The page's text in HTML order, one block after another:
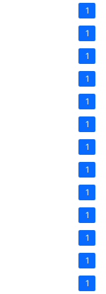
1
1
1
1
1
1
1
1
1
1
1
1
1